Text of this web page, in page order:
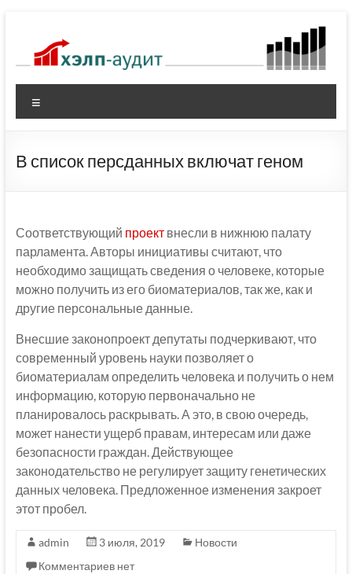
содержимому
В список персданных включат геном
Соответствующий проектвнесли в нижнюю палату
парламента. Авторы инициативы считают, что
необходимо защищать сведения о человеке, которые
можно получить из его биоматериалов, так же, как и
другие персональные данные.
Внесшие законопроект депутаты подчеркивают, что
современный уровень науки позволяет о
биоматериалам определить человека и получить о нем
информацию, которую первоначально не
планировалось раскрывать. А это, в свою очередь,
может нанести ущерб правам, интересам или даже
безопасности граждан. Действующее
законодательство не регулирует защиту генетических
данных человека. Предложенное изменения закроет
этот пробел.
admin 3 июля, 2019
Новости
Комментариев нет